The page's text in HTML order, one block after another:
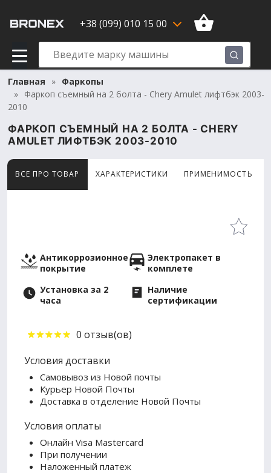
+38 (099) 010 15 00
Главная
Фаркопы
Фаркоп съемный на 2 болта - Chery Amulet лифтбэк 2003-
2010
ФАРКОП СЪЕМНЫЙ НА 2 БОЛТА - CHERY
AMULET ЛИФТБЭК 2003-2010
ВСЕ ПРО ТОВАР ХАРАКТЕРИСТИКИ ПРИМЕНИМОСТЬ
Товар просматривают сейчас 8 человек
Антикоррозионное
покрытие
Электропакет в
комплете
Установка за 2
часа
Наличие
сертификации
0 отзыв(ов)
Условия доставки
Самовывоз из Новой почты
Курьер Новой Почты
Доставка в отделение Новой Почты
Условия оплаты
Онлайн Visa Mastercard
При получении
Наложенный платеж